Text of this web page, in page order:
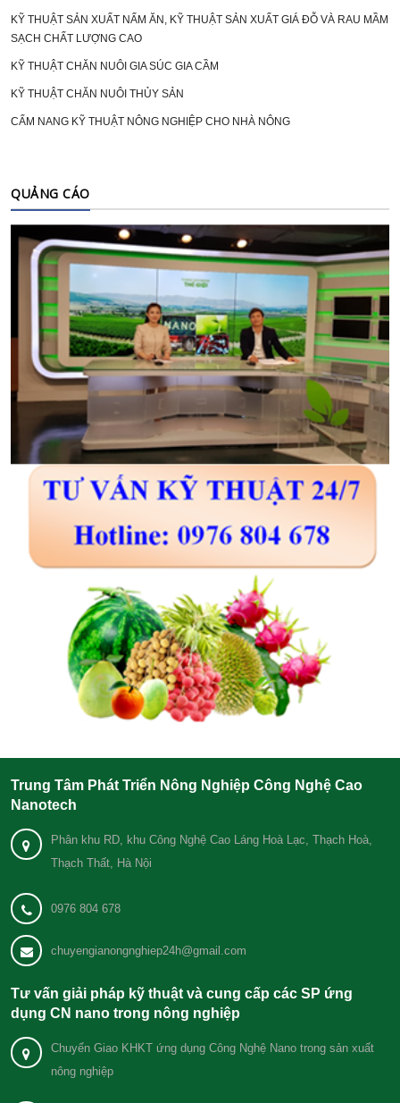
KỸ THUẬT SẢN XUẤT NẤM ĂN, KỸ THUẬT SẢN XUẤT GIÁ ĐỖ VÀ RAU MẦM
SẠCH CHẤT LƯỢNG CAO
KỸ THUẬT CHĂN NUÔI GIA SÚC GIA CẦM
KỸ THUẬT CHĂN NUÔI THỦY SẢN
CẨM NANG KỸ THUẬT NÔNG NGHIỆP CHO NHÀ NÔNG
QUẢNG CÁO
Trung Tâm Phát Triển Nông Nghiệp Công Nghệ Cao
Nanotech
Phân khu RD, khu Công Nghệ Cao Láng Hoà Lạc, Thạch Hoà,
Thạch Thất, Hà Nội
0976 804 678
chuyengianongnghiep24h@gmail.com
Tư vấn giải pháp kỹ thuật và cung cấp các SP ứng
dụng CN nano trong nông nghiệp
Chuyển Giao KHKT ứng dụng Công Nghệ Nano trong sản xuất
nông nghiệp